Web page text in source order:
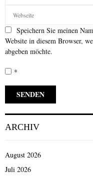
Speichern Sie meinen
Website in diesem Browser,
abgeben möchte.
*
ARCHIV
August 2026
Juli 2026